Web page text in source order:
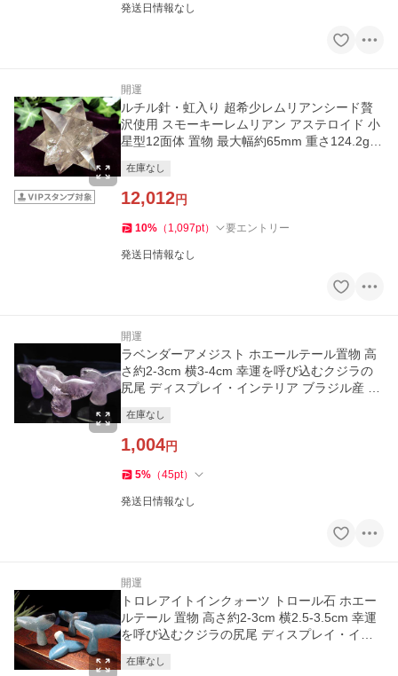
発送日情報なし
開運
ルチル針・虹入り 超希少レムリアンシード贅
沢使用 スモーキーレムリアン アステロイド 小
星型12面体 置物 最大幅約65mm 重さ124.2g
在庫なし
12,012円
10% （ 1,097pt） 要エントリー
発送日情報なし
開運
ラベンダーアメジスト ホエールテール置物 高
さ約2-3cm 横3-4cm 幸運を呼び込むクジラの
尻尾 ディスプレイ・インテリア ブラジル産 パ
在庫なし
1,004円
5% （45pt）
発送日情報なし
開運
トロレアイトインクォーツ トロール石 ホエー
ルテール 置物 高さ約2-3cm 横2.5-3.5cm 幸運
を呼び込むクジラの尻尾 ディスプレイ・イン
在庫なし